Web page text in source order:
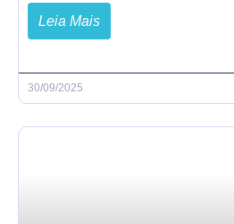
Leia Mais
30/09/2025